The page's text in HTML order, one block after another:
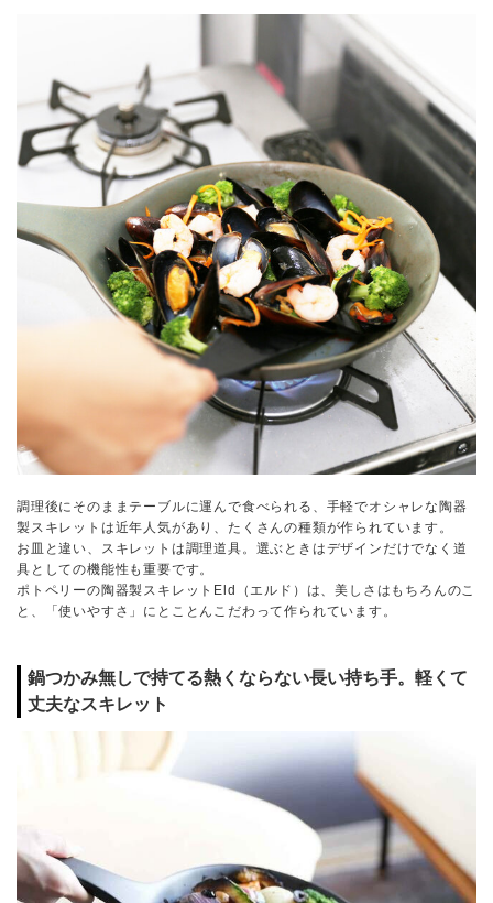
調理後にそのままテーブルに運んで食べられる、手軽でオシャレな陶器
製スキレットは近年人気があり、たくさんの種類が作られています。
お皿と違い、スキレットは調理道具。選ぶときはデザインだけでなく道
具としての機能性も重要です。
ポトペリーの陶器製スキレットEld（エルド）は、美しさはもちろんのこ
と、「使いやすさ」にとことんこだわって作られています。
鍋つかみ無しで持てる熱くならない長い持ち手。軽くて
丈夫なスキレット